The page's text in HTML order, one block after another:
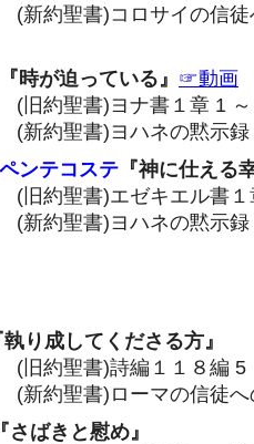
)コロサイの信徒への
『時が迫っている』 ☞動画
)ヨナ書１章 1 ～
)ヨハネの黙示録１
ペンテコステ 『神に仕える
)エゼキエル書１章
)ヨハネの黙示録１
執り成してくださる方』
)詩編１１８編 5
)ローマの信徒への
『さばきと慰め』